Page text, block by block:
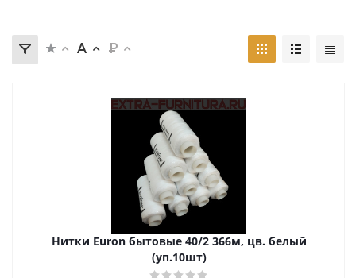
Нитки Euron бытовые 40/2 366м, цв. белый
(уп.10шт)